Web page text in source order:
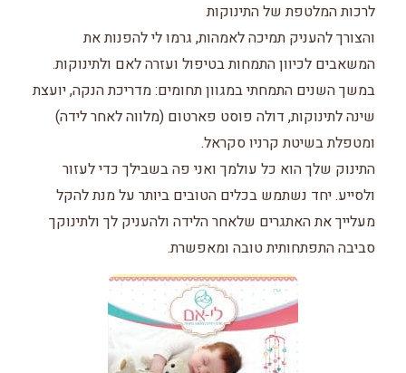
לרכות המלטפת של התינוקות
והצורך להעניק תמיכה לאמהות, גרמו לי להפנות את
המשאבים לכיוון התמחות בטיפול ועזרה לאם ולתינוקות.
במשך השנים התמחתי במגוון תחומים: מדריכת הנקה, יועצת
שינה לתינוקות, דולה פוסט פארטום (מלווה לאחר לידה)
ומטפלת בשיטת קרניו סקראל.
התינוק שלך הוא כל עולמך ואני פה בשבילך כדי לעזור
ולסייע. יחד נשתמש בכלים הטובים ביותר על מנת להקל
מעלייך את האתגרים שלאחר הלידה ולהעניק לך ולתינוקך
סביבה התפתחותית טובה ומאפשרת.